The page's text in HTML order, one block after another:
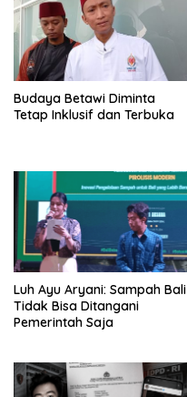
Budaya Betawi Diminta
Tetap Inklusif dan Terbuka
Luh Ayu Aryani: Sampah Bali
Tidak Bisa Ditangani
Pemerintah Saja